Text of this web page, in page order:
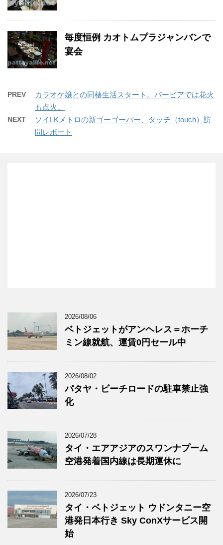
毎度恒例 カオトムプラジャンバンで
宴会
PREV
カラオケ嬢との同棲生活スタート。バービアでは花火
も点火。
NEXT
ソイLKメトロの新ゴーゴーバー、タッチ（touch）訪
問レポート
2026/08/06
ベトジェットがアンヘレス＝ホーチ
ミン線就航、運賃0円セール中
2026/08/02
パタヤ・ビーチロードの駐車禁止強
化
2026/07/28
タイ・エアアジアのスワンナプーム
空港発着国内線は長期運休に
2026/07/23
タイ・ベトジェット ウドンタニー空
港発日本行き Sky ConXサービス開
始